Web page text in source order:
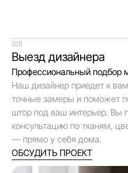
(01)
Выезд дизайнера
Профессиональный подбор
Наш дизайнер приедет к
точные замеры и поможет
штор под ваш интерьер. Вы
консультацию по тканям,
— прямо у себя дома.
ОБСУДИТЬ ПРОЕКТ